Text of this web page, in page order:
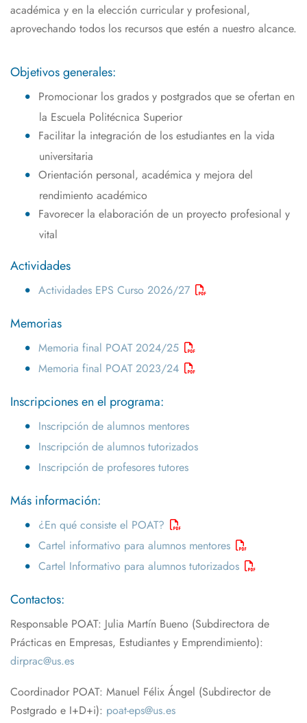
académica y en la elección curricular y profesional,
aprovechando todos los recursos que estén a nuestro alcance.
Objetivos generales:
Promocionar los grados y postgrados que se ofertan en
la Escuela Politécnica Superior
Facilitar la integración de los estudiantes en la vida
universitaria
Orientación personal, académica y mejora del
rendimiento académico
Favorecer la elaboración de un proyecto profesional y
vital
Actividades
Actividades EPS Curso 2026/27
Memorias
Memoria final POAT 2024/25
Memoria final POAT 2023/24
Inscripciones en el programa:
Inscripción de alumnos mentores
Inscripción de alumnos tutorizados
Inscripción de profesores tutores
Más información:
¿En qué consiste el POAT?
Cartel informativo para alumnos mentores
Cartel Informativo para alumnos tutorizados
Contactos:
Responsable POAT: Julia Martín Bueno (Subdirectora de
Prácticas en Empresas, Estudiantes y Emprendimiento):
dirprac@us.es
Coordinador POAT: Manuel Félix Ángel (Subdirector de
Postgrado e I+D+i): poat-eps@us.es